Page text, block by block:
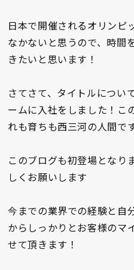
日本で開催されるオリンピ
なかないと思うので、時間
きたいと思います！
さてさて、タイトルについ
ームに入社をしました！こ
れも育ちも西三河の人間で
このブログも初登場となり
しくお願いします
今までの業界での経験と自
からしっかりとお客様のマ
せて頂きます！